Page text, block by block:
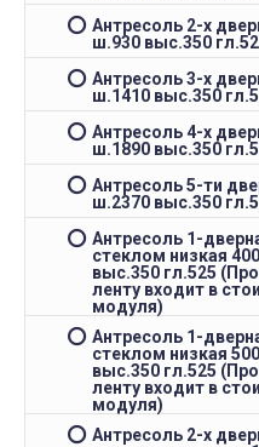
Антресоль 2-х
ш.930 выс.350
Антресоль 3-х
ш.1410 выс.350
Антресоль 4-х
ш.1890 выс.350
Антресоль 5-ти
ш.2370 выс.350
Антресоль 1-
стеклом низкая
выс.350 гл.525
ленту входит в
модуля)
Антресоль 1-
стеклом низкая
выс.350 гл.525
ленту входит в
модуля)
Антресоль 2-х